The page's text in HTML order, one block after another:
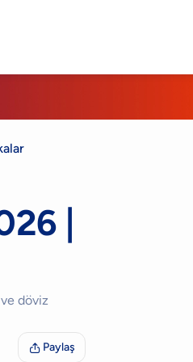
|
döviz
 Paylaş